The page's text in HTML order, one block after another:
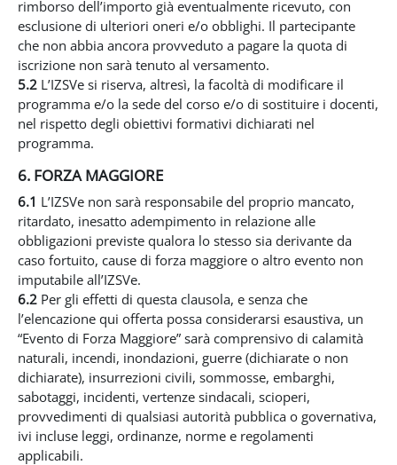
rimborso dell’importo già eventualmente ricevuto, con
esclusione di ulteriori oneri e/o obblighi. Il partecipante
che non abbia ancora provveduto a pagare la quota di
iscrizione non sarà tenuto al versamento.
5.2 L’IZSVe si riserva, altresì, la facoltà di modificare il
programma e/o la sede del corso e/o di sostituire i docenti,
nel rispetto degli obiettivi formativi dichiarati nel
programma.
6. FORZA MAGGIORE
6.1 L’IZSVe non sarà responsabile del proprio mancato,
ritardato, inesatto adempimento in relazione alle
obbligazioni previste qualora lo stesso sia derivante da
caso fortuito, cause di forza maggiore o altro evento non
imputabile all’IZSVe.
6.2 Per gli effetti di questa clausola, e senza che
l’elencazione qui offerta possa considerarsi esaustiva, un
“Evento di Forza Maggiore” sarà comprensivo di calamità
naturali, incendi, inondazioni, guerre (dichiarate o non
dichiarate), insurrezioni civili, sommosse, embarghi,
sabotaggi, incidenti, vertenze sindacali, scioperi,
provvedimenti di qualsiasi autorità pubblica o governativa,
ivi incluse leggi, ordinanze, norme e regolamenti
applicabili.